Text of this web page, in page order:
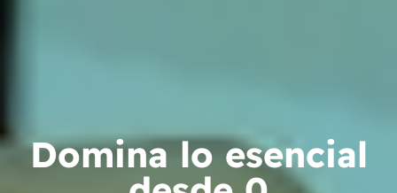
Domina lo esencial